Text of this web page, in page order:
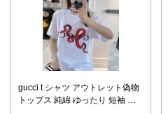
gucci t シャツ アウトレット偽物
トップス 純綿 ゆったり 短袖 通